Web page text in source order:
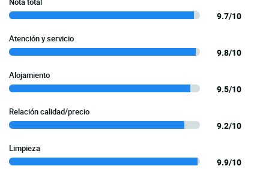
9.7/10
Atención y servicio
9.8/10
Alojamiento
9.5/10
Relación calidad/precio
9.2/10
Limpieza
9.9/10